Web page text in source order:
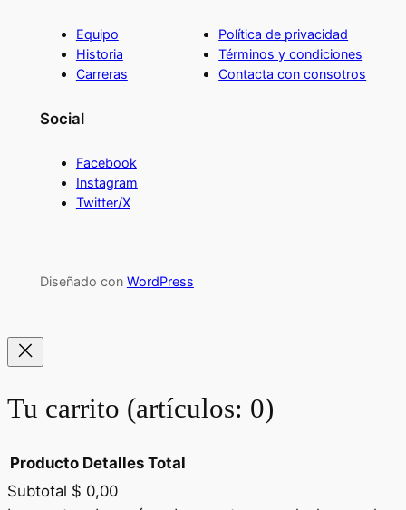
Equipo
Historia
Carreras
Política de privacidad
Términos y condiciones
Contacta con consotros
Social
Facebook
Instagram
Twitter/X
Diseñado con WordPress
Tu carrito (artículos: 0)
Producto Detalles Total
Subtotal $ 0,00